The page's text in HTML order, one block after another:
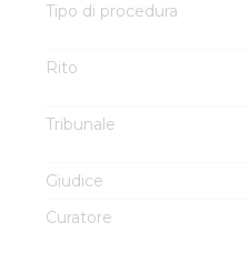
Tipo di procedura
Rito
Tribunale
Giudice
Curatore